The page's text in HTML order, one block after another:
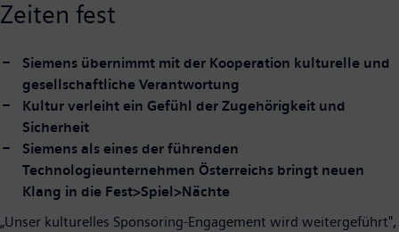
Zeiten fest
Siemens übernimmt mit der Kooperation kulturelle und
gesellschaftliche Verantwortung
Kultur verleiht ein Gefühl der Zugehörigkeit und
Sicherheit
Siemens als eines der führenden
Technologieunternehmen Österreichs bringt neuen
Klang in die Fest>Spiel>Nächte
„Unser kulturelles Sponsoring-Engagement wird weitergeführt",